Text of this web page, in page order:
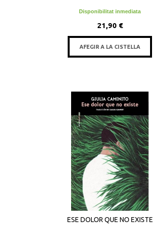
Disponibilitat inmediata
21,90 €
AFEGIR A LA CISTELLA
ESE DOLOR QUE NO EXISTE